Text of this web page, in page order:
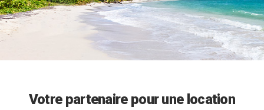
Votre partenaire pour une location